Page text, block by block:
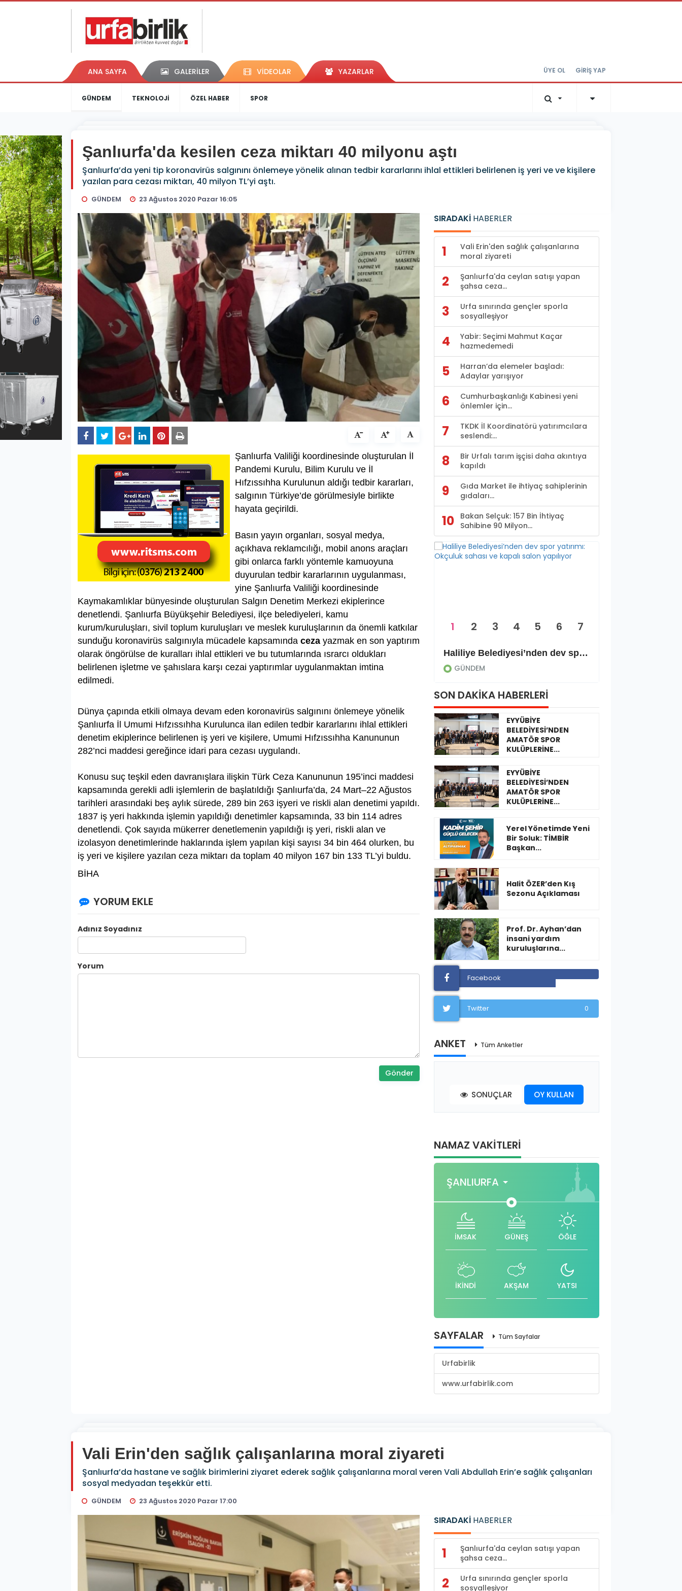
ANA SAYFA GALERİLER VİDEOLAR YAZARLAR ÜYE OL GİRİŞ YAP
GÜNDEM TEKNOLOJİ ÖZEL HABER SPOR
Şanlıurfa'da kesilen ceza miktarı 40 milyonu aştı
Şanlıurfa’da yeni tip koronavirüs salgınını önlemeye yönelik alınan tedbir kararlarını ihlal ettikleri belirlenen iş yeri ve ve kişilere
yazılan para cezası miktarı, 40 milyon TL’yi aştı.
GÜNDEM 23 Ağustos 2020 Pazar 16:05
Şanlıurfa Valiliği koordinesinde oluşturulan İl
Pandemi Kurulu, Bilim Kurulu ve İl
Hıfzıssıhha Kurulunun aldığı tedbir kararları,
salgının Türkiye’de görülmesiyle birlikte
hayata geçirildi.
Basın yayın organları, sosyal medya,
açıkhava reklamcılığı, mobil anons araçları
gibi onlarca farklı yöntemle kamuoyuna
duyurulan tedbir kararlarının uygulanması,
yine Şanlıurfa Valiliği koordinesinde
Kaymakamlıklar bünyesinde oluşturulan Salgın Denetim Merkezi ekiplerince
denetlendi. Şanlıurfa Büyükşehir Belediyesi, ilçe belediyeleri, kamu
kurum/kuruluşları, sivil toplum kuruluşları ve meslek kuruluşlarının da önemli katkılar
sunduğu koronavirüs salgınıyla mücadele kapsamında ceza yazmak en son yaptırım
olarak öngörülse de kuralları ihlal ettikleri ve bu tutumlarında ısrarcı oldukları
belirlenen işletme ve şahıslara karşı cezai yaptırımlar uygulanmaktan imtina
edilmedi.
Dünya çapında etkili olmaya devam eden koronavirüs salgınını önlemeye yönelik
Şanlıurfa İl Umumi Hıfzıssıhha Kurulunca ilan edilen tedbir kararlarını ihlal ettikleri
denetim ekiplerince belirlenen iş yeri ve kişilere, Umumi Hıfzıssıhha Kanununun
282’nci maddesi gereğince idari para cezası uygulandı.
Konusu suç teşkil eden davranışlara ilişkin Türk Ceza Kanununun 195’inci maddesi
kapsamında gerekli adli işlemlerin de başlatıldığı Şanlıurfa’da, 24 Mart–22 Ağustos
tarihleri arasındaki beş aylık sürede, 289 bin 263 işyeri ve riskli alan denetimi yapıldı.
1837 iş yeri hakkında işlemin yapıldığı denetimler kapsamında, 33 bin 114 adres
denetlendi. Çok sayıda mükerrer denetlemenin yapıldığı iş yeri, riskli alan ve
izolasyon denetimlerinde haklarında işlem yapılan kişi sayısı 34 bin 464 olurken, bu
iş yeri ve kişilere yazılan ceza miktarı da toplam 40 milyon 167 bin 133 TL’yi buldu.
BİHA
YORUM EKLE
Adınız Soyadınız
Yorum
Gönder
SIRADAKİ HABERLER
1
Vali Erin'den sağlık çalışanlarına
moral ziyareti
2
Şanlıurfa'da ceylan satışı yapan
şahsa ceza...
3
Urfa sınırında gençler sporla
sosyalleşiyor
4
Yabir: Seçimi Mahmut Kaçar
hazmedemedi
5
Harran’da elemeler başladı:
Adaylar yarışıyor
6
Cumhurbaşkanlığı Kabinesi yeni
önlemler için...
7
TKDK İl Koordinatörü yatırımcılara
seslendi:...
8
Bir Urfalı tarım işçisi daha akıntıya
kapıldı
9
Gıda Market ile ihtiyaç sahiplerinin
gıdaları...
10
Bakan Selçuk: 157 Bin İhtiyaç
Sahibine 90 Milyon...
GÜNDEM
Haliliye Belediyesi’nden dev spor yatırımı: Okçuluk sahası ve kapalı salon yapılıyor
GÜNDEM
1 2 3 4 5 6 7
SON DAKİKA HABERLERİ
EYYÜBİYE
BELEDİYESİ’NDEN
AMATÖR SPOR
KULÜPLERİNE...
EYYÜBİYE
BELEDİYESİ’NDEN
AMATÖR SPOR
KULÜPLERİNE...
Yerel Yönetimde Yeni
Bir Soluk: TİMBİR
Başkan...
Halit ÖZER’den Kış
Sezonu Açıklaması
Prof. Dr. Ayhan’dan
insani yardım
kuruluşlarına...
Facebook
Twitter 0
ANKET Tüm Anketler
SONUÇLAR OY KULLAN
NAMAZ VAKİTLERİ
ŞANLIURFA
İMSAK GÜNEŞ ÖĞLE
İKİNDİ AKŞAM YATSI
SAYFALAR Tüm Sayfalar
Urfabirlik
www.urfabirlik.com
Vali Erin'den sağlık çalışanlarına moral ziyareti
Şanlıurfa’da hastane ve sağlık birimlerini ziyaret ederek sağlık çalışanlarına moral veren Vali Abdullah Erin’e sağlık çalışanları
sosyal medyadan teşekkür etti.
GÜNDEM 23 Ağustos 2020 Pazar 17:00
SIRADAKİ HABERLER
1
Şanlıurfa'da ceylan satışı yapan
şahsa ceza...
2
Urfa sınırında gençler sporla
sosyalleşiyor